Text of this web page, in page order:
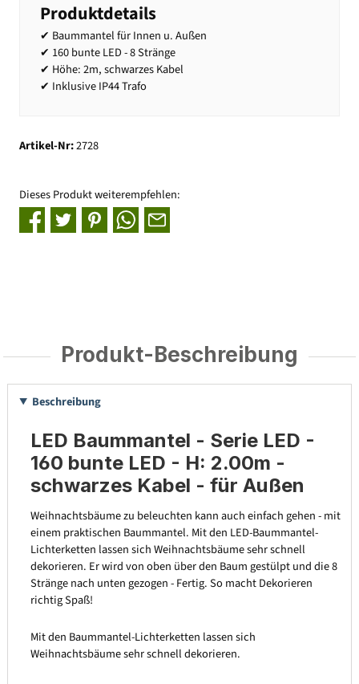
Produktdetails
✔ Baummantel für Innen u. Außen
✔ 160 bunte LED - 8 Stränge
✔ Höhe: 2m, schwarzes Kabel
✔ Inklusive IP44 Trafo
Artikel-Nr:2728
Dieses Produkt weiterempfehlen:
Produkt-Beschreibung
Beschreibung
LED Baummantel - Serie LED -
160 bunte LED - H: 2.00m -
schwarzes Kabel - für Außen
Weihnachtsbäume zu beleuchten kann auch einfach gehen - mit
einem praktischen Baummantel. Mit den LED-Baummantel-
Lichterketten lassen sich Weihnachtsbäume sehr schnell
dekorieren. Er wird von oben über den Baum gestülpt und die 8
Stränge nach unten gezogen - Fertig. So macht Dekorieren
richtig Spaß!
Mit den Baummantel-Lichterketten lassen sich
Weihnachtsbäume sehr schnell dekorieren.